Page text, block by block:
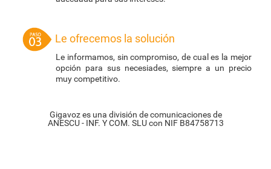
Le ofrecemos la solución
Le informamos, sin compromiso, de cual es la mejor
opción para sus necesiades, siempre a un precio
muy competitivo.
Gigavoz es una división de comunicaciones de
ANESCU - INF. Y COM. SLU con NIF B84758713